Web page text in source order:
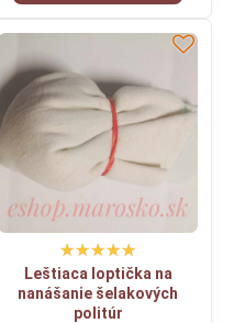
Leštiaca loptička na
nanášanie šelakových
politúr